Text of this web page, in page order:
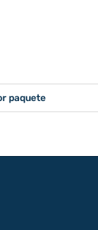
paquete